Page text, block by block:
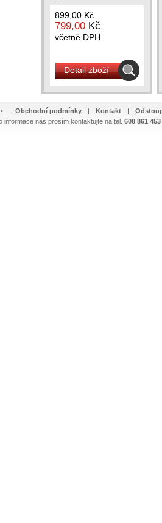
899,00 Kč
799,00 Kč
včetně DPH
Detail zboží
• Obchodní podmínky | Kontakt |
informace nás prosím kontaktujte na tel. 608 861 453